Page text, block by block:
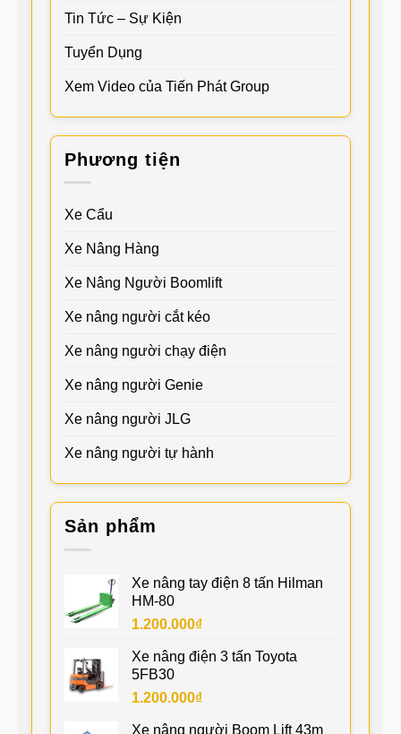
Tin Tức – Sự Kiện
Tuyển Dụng
Xem Video của Tiến Phát Group
Phương tiện
Xe Cẩu
Xe Nâng Hàng
Xe Nâng Người Boomlift
Xe nâng người cắt kéo
Xe nâng người chạy điện
Xe nâng người Genie
Xe nâng người JLG
Xe nâng người tự hành
Sản phẩm
Xe nâng tay điện 8 tấn Hilman
HM-80
1.200.000₫
Xe nâng điện 3 tấn Toyota
5FB30
1.200.000₫
Xe nâng người Boom Lift 43m